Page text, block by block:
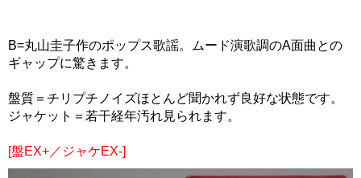
B=丸山圭子作のポップス歌謡。ムード演歌調のA面曲との
ギャップに驚きます。
盤質＝チリプチノイズほとんど聞かれず良好な状態です。
ジャケット＝若干経年汚れ見られます。
[盤EX+／ジャケEX-]